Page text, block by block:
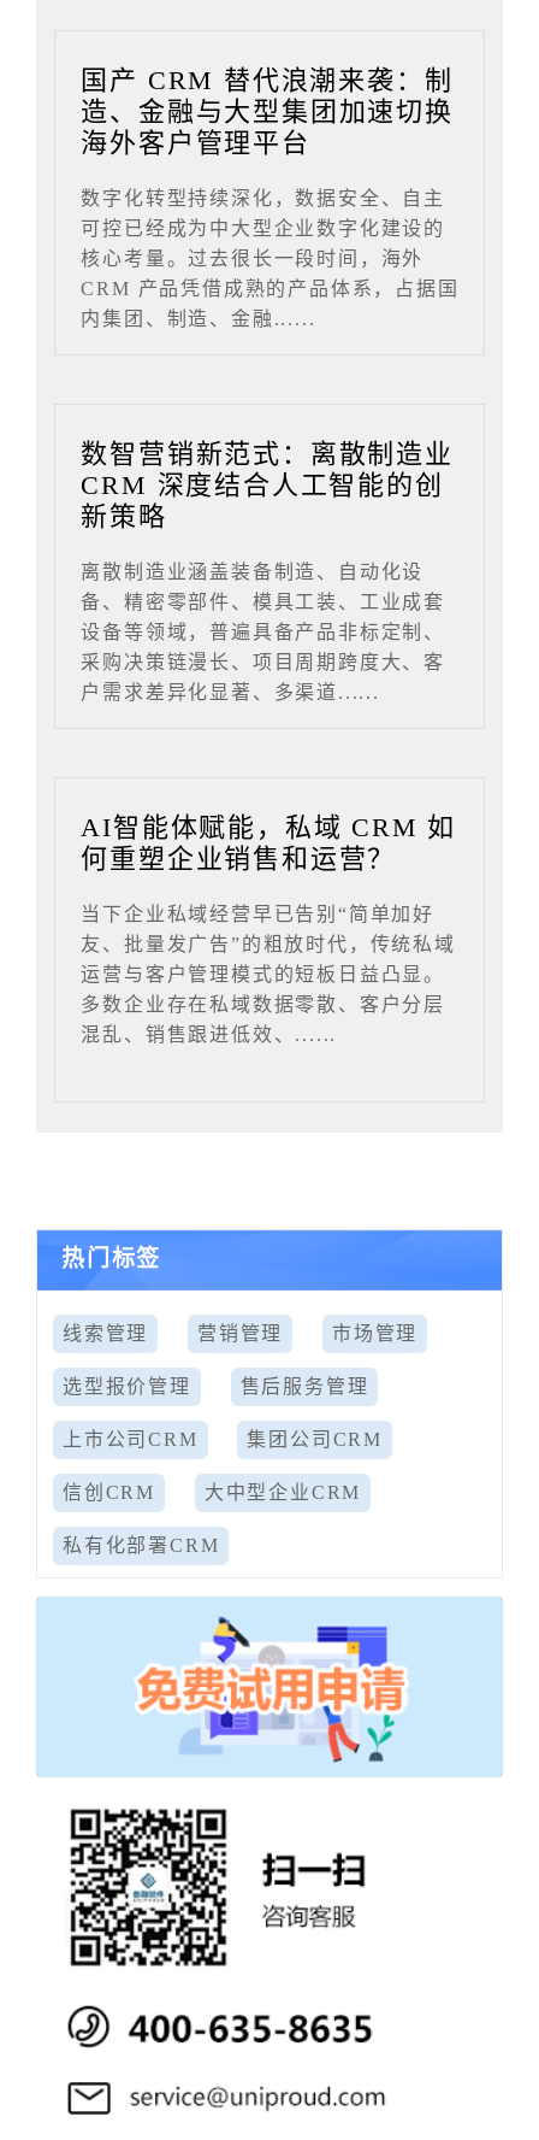
国产 CRM 替代浪潮来袭：制
造、金融与大型集团加速切换
海外客户管理平台
数字化转型持续深化，数据安全、自主
可控已经成为中大型企业数字化建设的
核心考量。过去很长一段时间，海外
CRM 产品凭借成熟的产品体系，占据国
内集团、制造、金融......
数智营销新范式：离散制造业
CRM 深度结合人工智能的创
新策略
离散制造业涵盖装备制造、自动化设
备、精密零部件、模具工装、工业成套
设备等领域，普遍具备产品非标定制、
采购决策链漫长、项目周期跨度大、客
户需求差异化显著、多渠道......
AI智能体赋能，私域 CRM 如
何重塑企业销售和运营？
当下企业私域经营早已告别“简单加好
友、批量发广告”的粗放时代，传统私域
运营与客户管理模式的短板日益凸显。
多数企业存在私域数据零散、客户分层
混乱、销售跟进低效、......
热门标签
线索管理 营销管理 市场管理
选型报价管理 售后服务管理
上市公司CRM 集团公司CRM
信创CRM 大中型企业CRM
私有化部署CRM